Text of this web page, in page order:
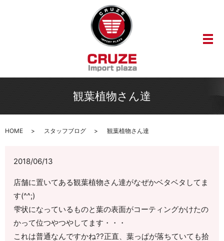
メ
観葉植物さん達
HOME スタッフブログ 観葉植物さん達
2018/06/13
店舗に置いてある観葉植物さん達がなぜかベタベタしてま
す(^^;)
雫状になっているものと葉の表面がコーティングかけたの
かって位つやつやしてます・・・
これは普通なんですかね??正直、葉っぱが落ちていても拾